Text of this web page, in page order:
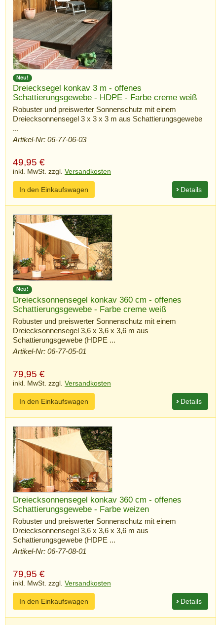
Neu!
Dreiecksegel konkav 3 m - offenes
Schattierungsgewebe - HDPE - Farbe creme weiß
Robuster und preiswerter Sonnenschutz mit einem
Dreiecksonnensegel 3 x 3 x 3 m aus Schattierungsgewebe
...
Artikel-Nr: 06-77-06-03
49,95 €
inkl. MwSt. zzgl. Versandkosten
Details
In den Einkaufswagen
Neu!
Dreiecksonnensegel konkav 360 cm - offenes
Schattierungsgewebe - Farbe creme weiß
Robuster und preiswerter Sonnenschutz mit einem
Dreiecksonnensegel 3,6 x 3,6 x 3,6 m aus
Schattierungsgewebe (HDPE ...
Artikel-Nr: 06-77-05-01
79,95 €
inkl. MwSt. zzgl. Versandkosten
Details
In den Einkaufswagen
Dreiecksonnensegel konkav 360 cm - offenes
Schattierungsgewebe - Farbe weizen
Robuster und preiswerter Sonnenschutz mit einem
Dreiecksonnensegel 3,6 x 3,6 x 3,6 m aus
Schattierungsgewebe (HDPE ...
Artikel-Nr: 06-77-08-01
79,95 €
inkl. MwSt. zzgl. Versandkosten
Details
In den Einkaufswagen